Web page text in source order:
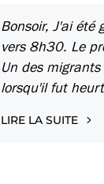
Bonsoir, J'ai été
vers 8h30. Le
Un des
lorsqu'il fut
LIRE LA SUITE